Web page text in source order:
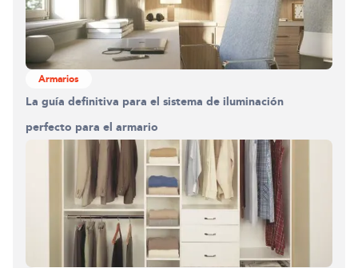
Armarios
La guía definitiva para el sistema de iluminación
perfecto para el armario